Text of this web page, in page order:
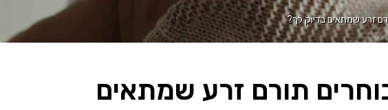
זרע שמתאים בדיוק לך?
תורם זרע שמתאים